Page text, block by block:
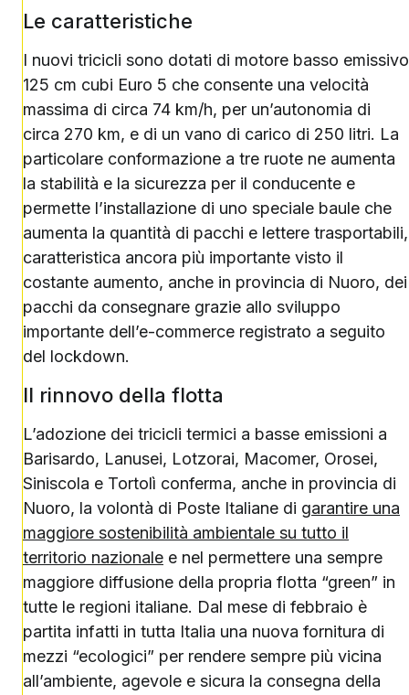
Le caratteristiche
I nuovi tricicli sono dotati di motore basso emissivo
125 cm cubi Euro 5 che consente una velocità
massima di circa 74 km/h, per un’autonomia di
circa 270 km, e di un vano di carico di 250 litri. La
particolare conformazione a tre ruote ne aumenta
la stabilità e la sicurezza per il conducente e
permette l’installazione di uno speciale baule che
aumenta la quantità di pacchi e lettere trasportabili,
caratteristica ancora più importante visto il
costante aumento, anche in provincia di Nuoro, dei
pacchi da consegnare grazie allo sviluppo
importante dell’e-commerce registrato a seguito
del lockdown.
Il rinnovo della flotta
L’adozione dei tricicli termici a basse emissioni a
Barisardo, Lanusei, Lotzorai, Macomer, Orosei,
Siniscola e Tortolì conferma, anche in provincia di
Nuoro, la volontà di Poste Italiane di garantire una
maggiore sostenibilità ambientale su tutto il
territorio nazionale e nel permettere una sempre
maggiore diffusione della propria flotta “green” in
tutte le regioni italiane. Dal mese di febbraio è
partita infatti in tutta Italia una nuova fornitura di
mezzi “ecologici” per rendere sempre più vicina
all’ambiente, agevole e sicura la consegna della